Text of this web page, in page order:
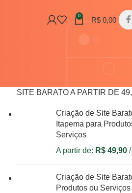
0 R$ 0,00
SITE BARATO A PARTIR DE
Criação de Site
Itapema para
Serviços
A partir de: R$49,90
Criação de Site
Produtos ou Serviços